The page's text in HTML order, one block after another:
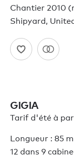
Chantier 2010
Shipyard,
GIGIA
Tarif d'été à
Longueur : 85 m
12 dans 9